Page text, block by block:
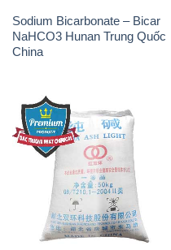
Sodium Bicarbonate – Bicar
NaHCO3 Hunan Trung Quốc
China